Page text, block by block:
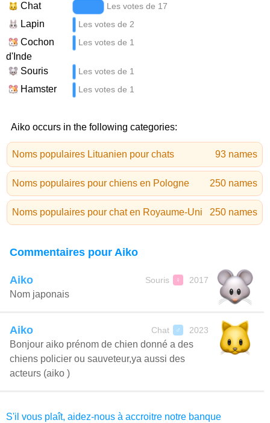
Chat Les votes de 17
Lapin Les votes de 2
Cochon
d'Inde
Les votes de 1
Souris Les votes de 1
Hamster Les votes de 1
Aiko occurs in the following categories:
Noms populaires Lituanien pour chats 93 names
Noms populaires pour chiens en Pologne 250 names
Noms populaires pour chat en Royaume-Uni 250 names
Commentaires pour Aiko
Aiko Souris ♀ 2017
Nom japonais
Aiko Chat ♂ 2023
Bonjour aiko prénom de chien donné a des
chiens policier ou sauveteur,ya aussi des
acteurs (aiko )
S'il vous plaît, aidez-nous à accroitre notre banque